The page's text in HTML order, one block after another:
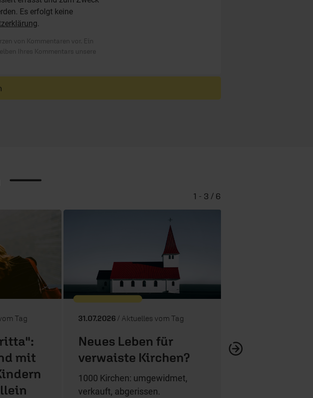
Es erfolgt keine
.
von Kommentaren vor. Ein
Ihres Kommentars unsere
Tag
mit
31.07.2026 / Aktuelles vom Tag
Neues Leben für
verwaiste Kirchen?
1000 Kirchen: umgewidmet,
verkauft, abgerissen.
1 - 3 / 6